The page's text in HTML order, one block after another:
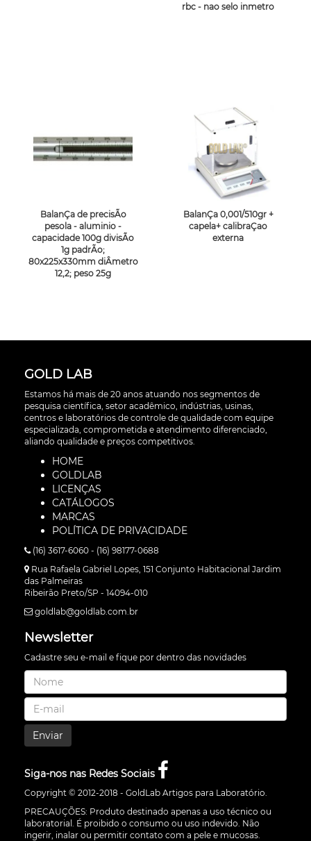
rbc - nao selo inmetro
BalanÇa de precisÃo
pesola - aluminio -
capacidade 100g divisÃo
1g padrÃo;
80x225x330mm diÂmetro
12,2; peso 25g
BalanÇa 0,001/510gr +
capela+ calibraÇao
externa
GOLD LAB
Estamos há mais de 20 anos atuando nos segmentos de
pesquisa científica, setor acadêmico, indústrias, usinas,
centros e laboratórios de controle de qualidade com equipe
especializada, comprometida e atendimento diferenciado,
aliando qualidade e preços competitivos.
HOME
GOLDLAB
LICENÇAS
CATÁLOGOS
MARCAS
POLÍTICA DE PRIVACIDADE
(16) 3617-6060 - (16) 98177-0688
Rua Rafaela Gabriel Lopes, 151 Conjunto Habitacional Jardim
das Palmeiras
Ribeirão Preto/SP - 14094-010
goldlab@goldlab.com.br
Newsletter
Cadastre seu e-mail e fique por dentro das novidades
Enviar
Siga-nos nas Redes Sociais
Copyright © 2012-2018 - GoldLab Artigos para Laboratório.
PRECAUÇÕES: Produto destinado apenas a uso técnico ou
laboratorial. É proibido o consumo ou uso indevido. Não
ingerir, inalar ou permitir contato com a pele e mucosas.